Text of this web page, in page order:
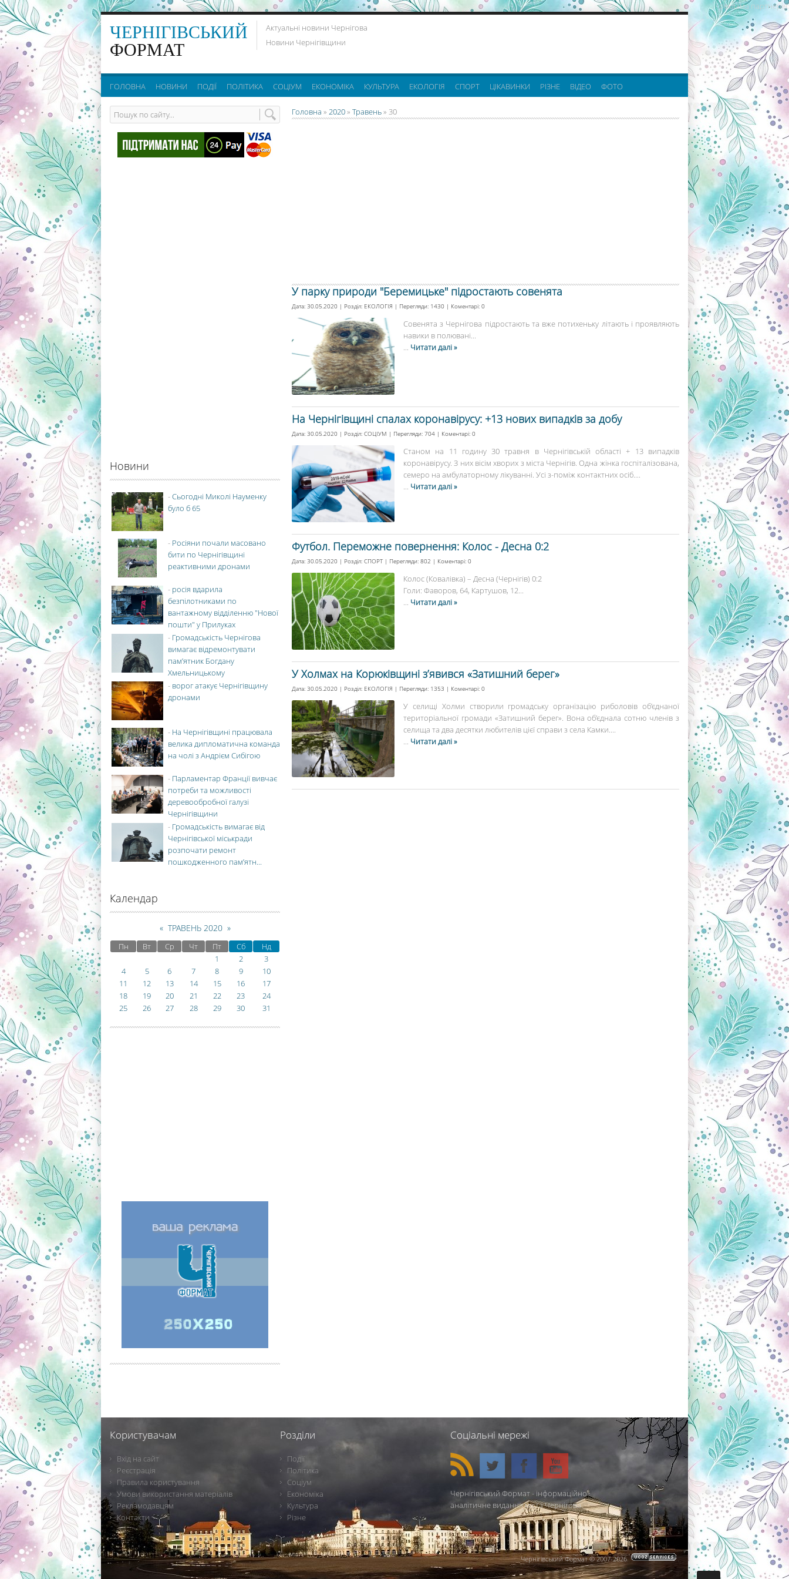
реклама партнерів:
ЧЕРНІГІВСЬКИЙ
ФОРМАТ
Актуальні новини Чернігова
Новини Чернігівщини
ГОЛОВНА НОВИНИ ПОДІЇ ПОЛІТИКА СОЦІУМ ЕКОНОМІКА КУЛЬТУРА ЕКОЛОГІЯ СПОРТ ЦІКАВИНКИ РІЗНЕ ВІДЕО ФОТО
Головна » 2020» Травень» 30
У парку природи "Беремицьке" підростають совенята
Дата: 30.05.2020 | Розділ: ЕКОЛОГІЯ | Перегляди: 1430 | Коментарі: 0
Совенята з Чернігова підростають та вже потихеньку літають і проявляють
навики в полювані...
... Читати далі »
На Чернігівщині спалах коронавірусу: +13 нових випадків за добу
Дата: 30.05.2020 | Розділ: СОЦІУМ | Перегляди: 704 | Коментарі: 0
Станом на 11 годину 30 травня в Чернігівській області + 13 випадків
коронавірусу. З них вісім хворих з міста Чернігів. Одна жінка госпіталізована,
семеро на амбулаторному лікуванні. Усі з-поміж контактних осіб....
... Читати далі »
Футбол. Переможне повернення: Колос - Десна 0:2
Дата: 30.05.2020 | Розділ: СПОРТ | Перегляди: 802 | Коментарі: 0
Колос (Ковалівка) – Десна (Чернігів) 0:2
Голи: Фаворов, 64, Картушов, 12...
... Читати далі »
У Холмах на Корюківщині з’явився «Затишний берег»
Дата: 30.05.2020 | Розділ: ЕКОЛОГІЯ | Перегляди: 1353 | Коментарі: 0
У селищі Холми створили громадську організацію риболовів об’єднаної
територіальної громади «Затишний берег». Вона об’єднала сотню членів з
селища та два десятки любителів цієї справи з села Камки....
... Читати далі »
Новини
-Сьогодні Миколі Науменку
було б 65
- Росіяни почали масовано
бити по Чернігівщині
реактивними дронами
- росія вдарила
безпілотниками по
вантажному відділенню "Нової
пошти" у Прилуках
- Громадськість Чернігова
вимагає відремонтувати
пам’ятник Богдану
Хмельницькому
- ворог атакує Чернігівщину
дронами
- На Чернігівщині працювала
велика дипломатична команда
на чолі з Андрієм Сибігою
- Парламентар Франції вивчає
потреби та можливості
деревообробної галузі
Чернігівщини
- Громадськість вимагає від
Чернігівської міськради
розпочати ремонт
пошкодженного пам’ятн...
Календар
« ТРАВЕНЬ 2020 »
Пн Вт Ср Чт Пт Сб
Нд
1
2
3
4
5 6 7 8 9
10
11
12 13 14 15 16
17
18
19 20 21 22 23
24
25
26 27 28 29 30 31
Користувачам
Вхід на сайт
Реєстрація
Правила користування
Умови використання матеріалів
Рекламодавцям
Контакти
Розділи
Події
Політика
Соціум
Економіка
Культура
Різне
Соціальні мережі
Чернігівський Формат - інформаційно-
аналітичне видання міста Чернігова.
Чернігівський Формат © 2007-2026. .